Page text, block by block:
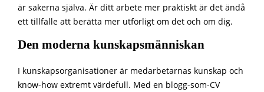
är sakerna själva. Är ditt arbete mer praktiskt är det ändå
ett tillfälle att berätta mer utförligt om det och om dig.
Den moderna kunskapsmänniskan
I kunskapsorganisationer är medarbetarnas kunskap och
know-how extremt värdefull. Med en blogg-som-CV